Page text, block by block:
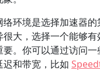
环境是选择加速器
很大，选择一个能够
要。你可以通过访问
和带宽，比如